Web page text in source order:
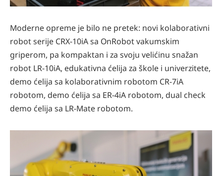
Moderne opreme je bilo ne pretek: novi kolaborativni
robot serije CRX-10iA sa OnRobot vakumskim
griperom, pa kompaktan i za svoju velićinu snažan
robot LR-10iA, edukativna ćelija za škole i univerzitete,
demo ćelija sa kolaborativnim robotom CR-7iA
robotom, demo ćelija sa ER-4iA robotom, dual check
demo ćelija sa LR-Mate robotom.